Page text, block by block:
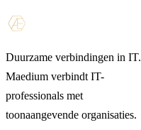
Duurzame verbindingen in IT.
Maedium verbindt IT-
professionals met
toonaangevende organisaties.